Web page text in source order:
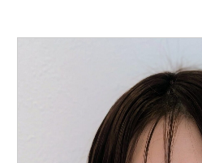
ニュースリリース